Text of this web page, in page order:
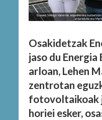
Osakidetzak
jaso du
arloan, Lehen
zentrotan
fotovoltaikoak
horiei esker,